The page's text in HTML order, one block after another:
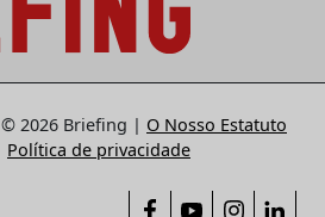
© 2026 Briefing | O Nosso Estatuto
Política de privacidade